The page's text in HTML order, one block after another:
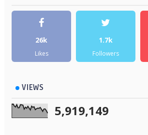
26k
Likes
1.7k
Followers
VIEWS
5,919,149